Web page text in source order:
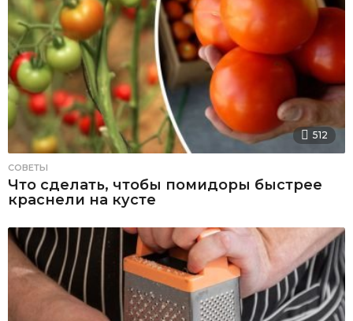
512
СОВЕТЫ
Что сделать, чтобы помидоры быстрее
краснели на кусте